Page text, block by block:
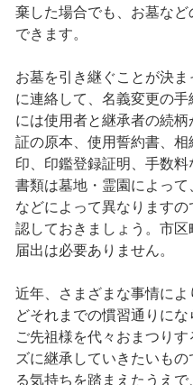
棄した場合でも、お墓な
できます。
お墓を引き継ぐことが決
に連絡して、名義変更の
には使用者と継承者の続
証の原本、使用誓約書、
印、印鑑登録証明、手数
書類は墓地・霊園によっ
などによって異なります
認しておきましょう。市
届出は必要ありません。
近年、さまざまな事情に
どそれまでの慣習通りにな
ご先祖様を代々おまつり
ズに継承していきたいも
る気持ちを踏まえたうえで